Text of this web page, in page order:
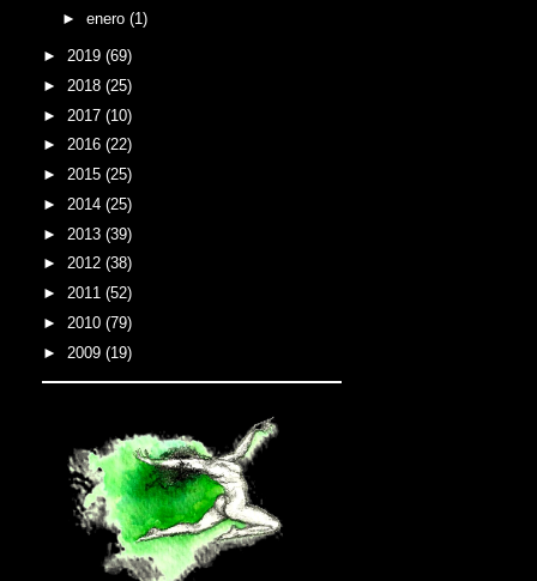
► enero (1)
► 2019 (69)
► 2018 (25)
► 2017 (10)
► 2016 (22)
► 2015 (25)
► 2014 (25)
► 2013 (39)
► 2012 (38)
► 2011 (52)
► 2010 (79)
► 2009 (19)